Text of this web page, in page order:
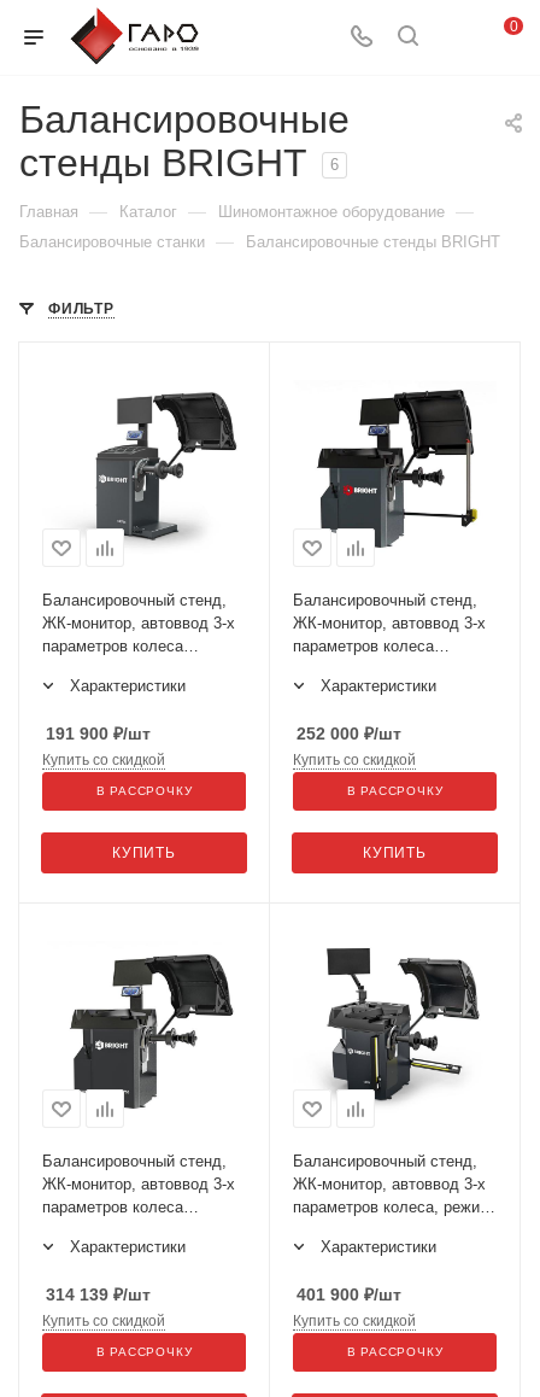
0
Балансировочные
стенды BRIGHT
6
Главная — Каталог — Шиномонтажное оборудование —
Балансировочные станки — Балансировочные стенды BRIGHT
ФИЛЬТР
Балансировочный стенд,
ЖК-монитор, автоввод 3-х
параметров колеса
CB75SХарактеристики
191 900 ₽/шт
КУПИТЬ
Купить со скидкой
В РАССРОЧКУ
Балансировочный стенд,
ЖК-монитор, автоввод 3-х
параметров колеса
Характеристики
252 000 ₽/шт
КУПИТЬ
Купить со скидкой
В РАССРОЧКУ
Балансировочный стенд,
ЖК-монитор, автоввод 3-х
параметров колеса
CB76SХарактеристики
314 139 ₽/шт
Купить со скидкой
В РАССРОЧКУ
Балансировочный стенд,
ЖК-монитор, автоввод 3-х
параметров колеса, режим
CB78PХарактеристики
401 900 ₽/шт
Купить со скидкой
В РАССРОЧКУ